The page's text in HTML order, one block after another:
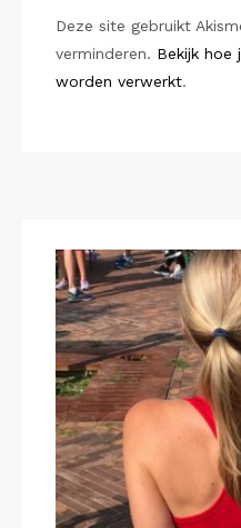
Deze site gebruikt
verminderen. Bekijk hoe
worden verwerkt.